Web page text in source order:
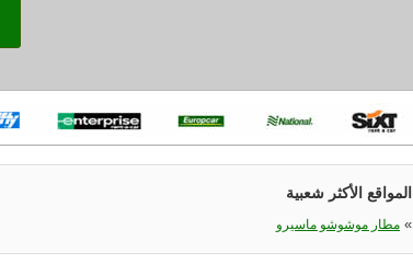
المواقع الأكثر شعبية
مطار موشوشو ماسيرو «